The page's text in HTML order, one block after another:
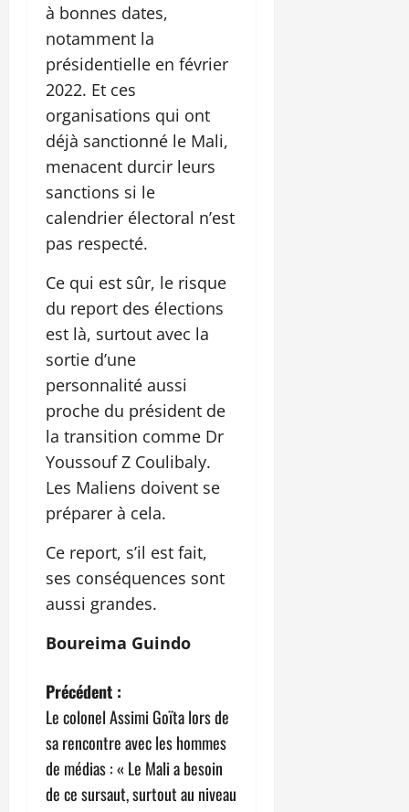
à bonnes dates,
notamment la
présidentielle en février
2022. Et ces
organisations qui ont
déjà sanctionné le Mali,
menacent durcir leurs
sanctions si le
calendrier électoral n’est
pas respecté.
Ce qui est sûr, le risque
du report des élections
est là, surtout avec la
sortie d’une
personnalité aussi
proche du président de
la transition comme Dr
Youssouf Z Coulibaly.
Les Maliens doivent se
préparer à cela.
Ce report, s’il est fait,
ses conséquences sont
aussi grandes.
Boureima Guindo
N
a
v
Précédent :
Le colonel Assimi Goïta lors de
sa rencontre avec les hommes
de médias : « Le Mali a besoin
de ce sursaut, surtout au niveau